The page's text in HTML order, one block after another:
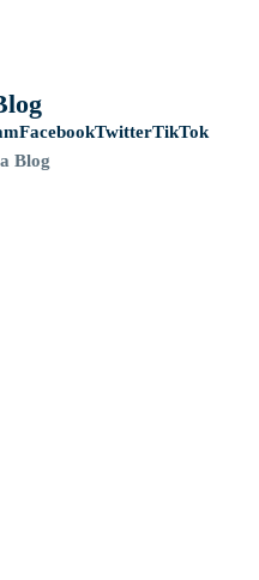
FacebookTwitterTikTok
Blog